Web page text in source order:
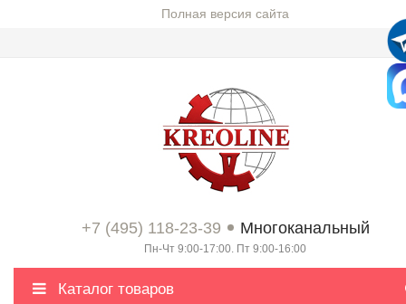
Полная версия сайта
+7 (495) 118-23-39 Многоканальный
Пн-Чт 9:00-17:00. Пт 9:00-16:00
Каталог товаров